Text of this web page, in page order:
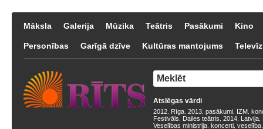
Māksla Galerija Mūzika Teātris Pasākumi Kino
Personības Garīgā dzīve Kultūras mantojums
Atslēgas vārdi
2012 Rīga 2013 pasākumi IZM
Festivāls
Dailes teātris 2014 Latvija
Veselības ministrija koncerti veselība